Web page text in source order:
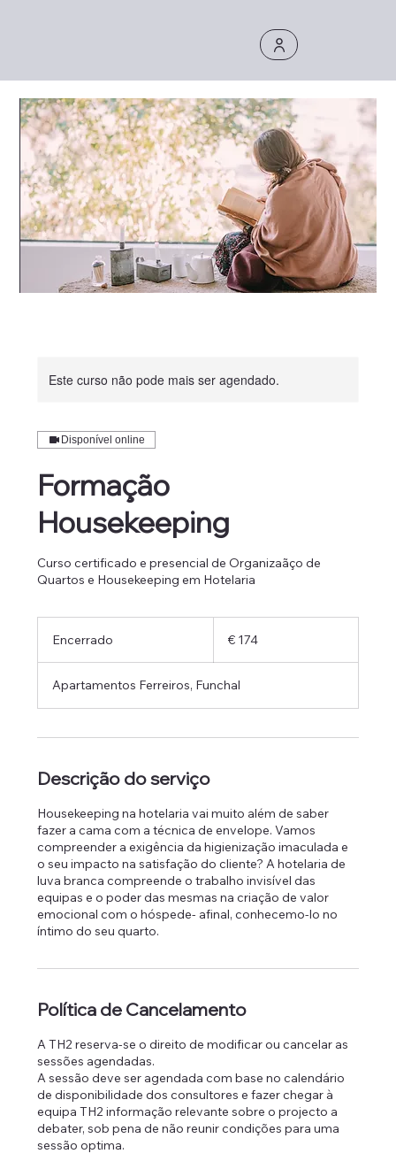
Este curso não pode mais ser agendado.
Disponível online
Formação
Housekeeping
Curso certificado e presencial de Organizaãço de
Quartos e Housekeeping em Hotelaria
Encerrado
e
r
a
o
€ 174
Apartamentos Ferreiros, Funchal
Descrição do serviço
Housekeeping na hotelaria vai muito além de saber
fazer a cama com a técnica de envelope. Vamos
compreender a exigência da higienização imaculada e
o seu impacto na satisfação do cliente? A hotelaria de
luva branca compreende o trabalho invisível das
equipas e o poder das mesmas na criação de valor
emocional com o hóspede- afinal, conhecemo-lo no
íntimo do seu quarto.
Política de Cancelamento
A TH2 reserva-se o direito de modificar ou cancelar as
sessões agendadas.
A sessão deve ser agendada com base no calendário
de disponibilidade dos consultores e fazer chegar à
equipa TH2 informação relevante sobre o projecto a
debater, sob pena de não reunir condições para uma
sessão optima.